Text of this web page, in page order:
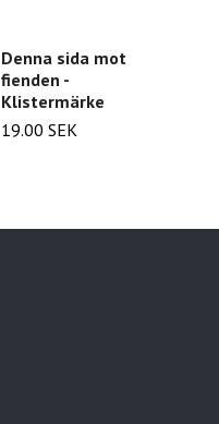
Denna sida mot
fienden -
Klistermärke
19.00 SEK